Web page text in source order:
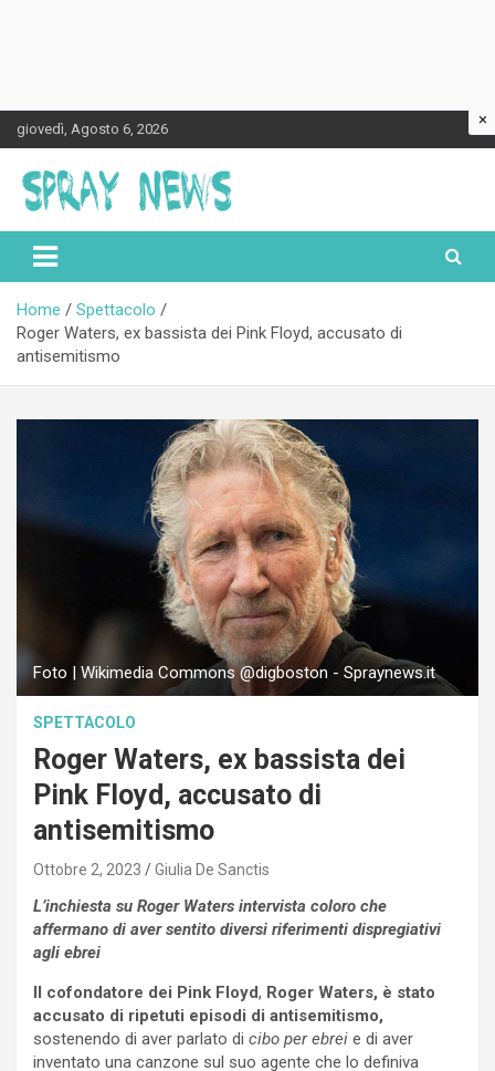
Skip
to
content
giovedì, Agosto 6, 2026
Spraynews.it
Home
Spettacolo
Roger Waters, ex bassista dei Pink Floyd, accusato di
antisemitismo
Foto | Wikimedia Commons @digboston - Spraynews.it
SPETTACOLO
Roger Waters, ex bassista dei
Pink Floyd, accusato di
antisemitismo
Ottobre 2, 2023 Giulia De Sanctis
L’inchiesta su Roger Waters intervista coloro che
affermano di aver sentito diversi riferimenti dispregiativi
agli ebrei
Il cofondatore dei Pink Floyd, Roger Waters, è stato
accusato di ripetuti episodi di antisemitismo,
sostenendo di aver parlato di cibo per ebrei e di aver
inventato una canzone sul suo agente che lo definiva
×